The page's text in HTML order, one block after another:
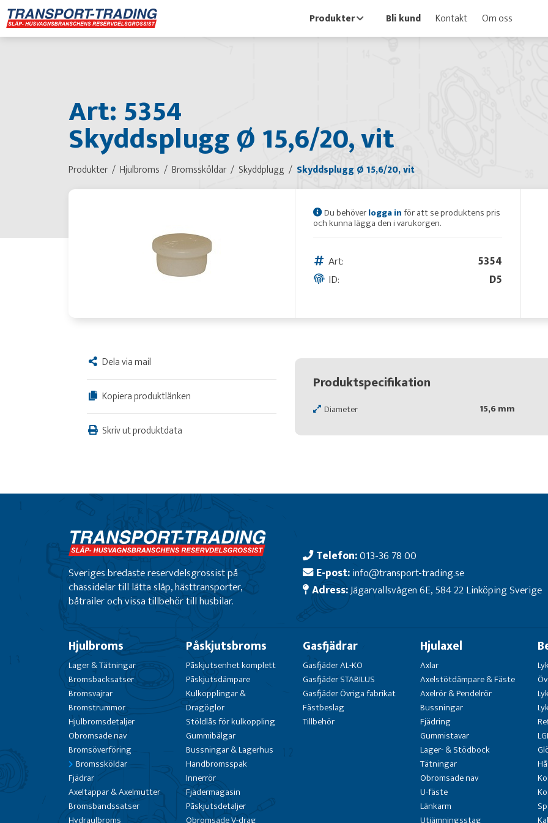
Produkter Bli kund Kontakt Om oss
Art: 5354
Skyddsplugg Ø 15,6/20, vit
Produkter Hjulbroms Bromssköldar Skyddplugg Skyddsplugg Ø 15,6/20, vit
Du behöverlogga inför att se produktens pris
och kunna lägga den i varukorgen.
Art:
5354
ID:
D5
Dela via mail
Kopiera produktlänken
Skriv ut produktdata
Produktspecifikation
Diameter 15,6 mm
Sveriges bredaste reservdelsgrossist på
chassidelar till lätta släp, hästtransporter,
båtrailer och vissa tillbehör till husbilar.
Telefon:013-36 78 00
E-post:info@transport-trading.se
Adress:Jägarvallsvägen 6E, 584 22 Linköping Sverige
Hjulbroms
Lager & Tätningar
Bromsbacksatser
Bromsvajrar
Bromstrummor
Hjulbromsdetaljer
Obromsade nav
Bromsöverföring
Bromssköldar
Fjädrar
Axeltappar & Axelmutter
Bromsbandssatser
Påskjutsbroms
Påskjutsenhet komplett
Påskjutsdämpare
Kulkopplingar &
Dragöglor
Stöldlås för kulkoppling
Gummibälgar
Bussningar & Lagerhus
Handbromsspak
Innerrör
Fjädermagasin
Påskjutsdetaljer
Gasfjädrar
Gasfjäder AL-KO
Gasfjäder STABILUS
Gasfjäder Övriga fabrikat
Fästbeslag
Tillbehör
Hjulaxel
Axlar
Axelstötdämpare & Fäste
Axelrör & Pendelrör
Bussningar
Fjädring
Gummistavar
Lager- & Stödbock
Tätningar
Obromsade nav
U-fäste
Länkarm